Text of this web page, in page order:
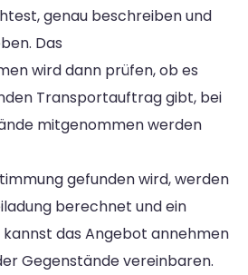
genau beschreiben und
Das
wird dann prüfen, ob es
Transportauftrag gibt, bei
mitgenommen werden
gefunden wird, werden
berechnet und ein
das Angebot annehmen
Gegenstände vereinbaren.